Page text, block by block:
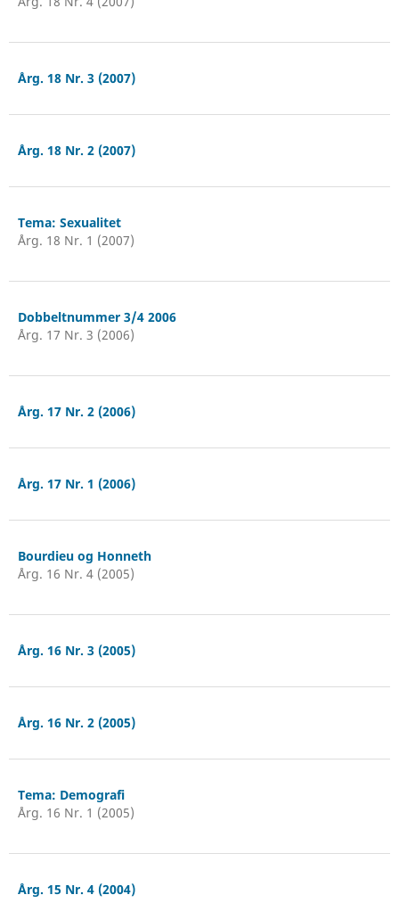
Årg. 18 Nr. 3 (2007)
Årg. 18 Nr. 2 (2007)
Tema: Sexualitet
Årg. 18 Nr. 1 (2007)
Dobbeltnummer 3/4 2006
Årg. 17 Nr. 3 (2006)
Årg. 17 Nr. 2 (2006)
Årg. 17 Nr. 1 (2006)
Bourdieu og Honneth
Årg. 16 Nr. 4 (2005)
Årg. 16 Nr. 3 (2005)
Årg. 16 Nr. 2 (2005)
Tema: Demografi
Årg. 16 Nr. 1 (2005)
Årg. 15 Nr. 4 (2004)